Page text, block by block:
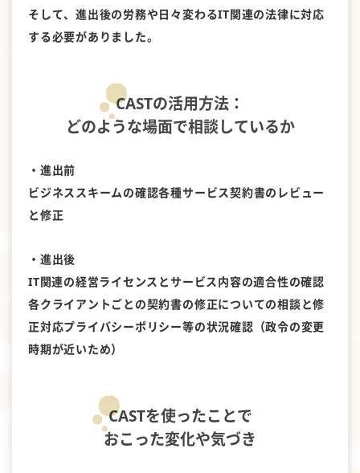
そして、進出後の労務や日々変わるIT関連の法律に対応
する必要がありました。
CASTの活用方法：
どのような場面で相談しているか
・進出前
ビジネススキームの確認各種サービス契約書のレビュー
と修正
・進出後
IT関連の経営ライセンスとサービス内容の適合性の確認
各クライアントごとの契約書の修正についての相談と修
正対応プライバシーポリシー等の状況確認（政令の変更
時期が近いため）
CASTを使ったことで
おこった変化や気づき